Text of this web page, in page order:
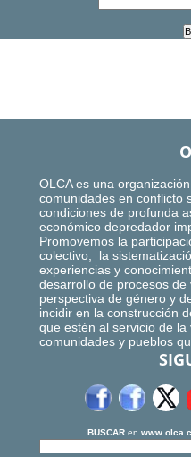
OLCA es una
comunidades en conflicto
condiciones de profunda
económico depredador
Promovemos la
colectivo, la
experiencias y
desarrollo de procesos
perspectiva de género y
incidir en la construcción
que estén al servicio de
comunidades y pueblos
BUSCAR en www.olca.cl